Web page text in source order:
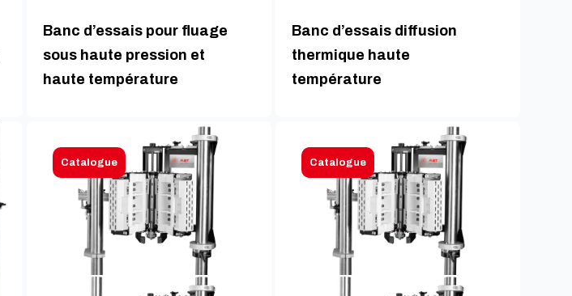
Banc d’essais pour fluage
sous haute pression et
haute température
Banc d’essais diffusion
thermique haute
température
Catalogue Catalogue